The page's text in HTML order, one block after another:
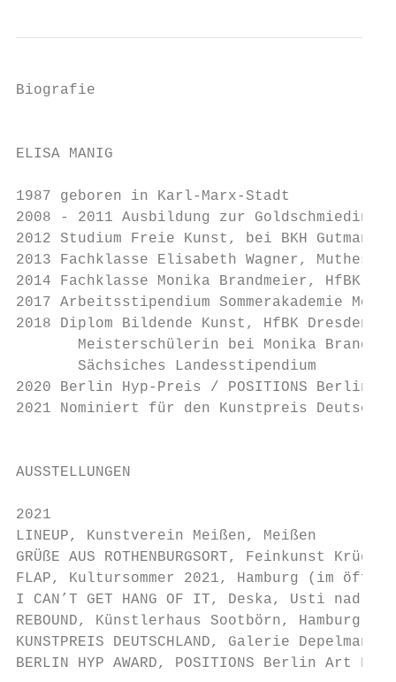
Biografie
ELISA MANIG
1987 geboren in Karl-Marx-Stadt
2008 - 2011 Ausbildung zur
2012 Studium Freie Kunst, bei BKH Gutmann
2013 Fachklasse Elisabeth Wagner,
2014 Fachklasse Monika Brandmeier,
2017 Arbeitsstipendium Sommerakademie
2018 Diplom Bildende Kunst, HfBK
Meisterschülerin bei Monika
Sächsiches Landesstipendium
2020 Berlin Hyp-Preis / POSITIONS
2021 Nominiert für den Kunstpreis
AUSSTELLUNGEN
2021
LINEUP, Kunstverein Meißen, Meißen
GRÜßE AUS ROTHENBURGSORT, Feinkunst
FLAP, Kultursommer 2021, Hamburg (im
I CAN’T GET HANG OF IT, Deska, Usti nad
REBOUND, Künstlerhaus Sootbörn, Hamburg
KUNSTPREIS DEUTSCHLAND, Galerie
BERLIN HYP AWARD, POSITIONS Berlin Art Fair